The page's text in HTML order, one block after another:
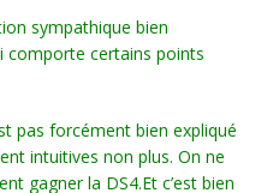
sympathique bien
comporte certains points
pas forcément bien expliqué
intuitives non plus. On ne
gagner la DS4.Et c’est bien